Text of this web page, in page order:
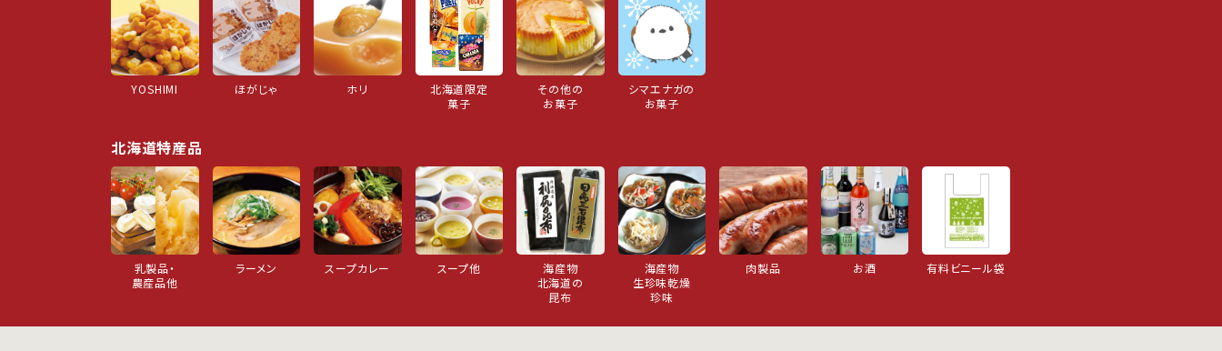
YOSHIMI ほがじゃ ホリ
北海道限定
菓子
その他の
お菓子
シマエナガの
お菓子
北海道特産品
乳製品・
農産品他
ラーメン スープカレー スープ他
海産物
北海道の
昆布
海産物
生珍味乾燥
珍味
肉製品 お酒 有料ビニール袋